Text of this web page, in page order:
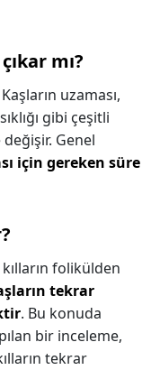
mı?
Kaşların uzaması,
gibi çeşitli
Genel
için gereken süre
kılların folikülden
tekrar
. Bu konuda
bir inceleme,
tekrar